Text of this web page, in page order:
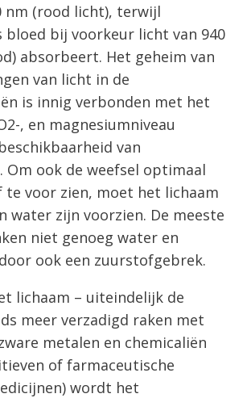
nm (rood licht), terwijl
bloed bij voorkeur licht van 940
absorbeert. Het geheim van
van licht in de
is innig verbonden met het
, en magnesiumniveau
van
Om ook de weefsel optimaal
te voor zien, moet het lichaam
water zijn voorzien. De meeste
niet genoeg water en
ook een zuurstofgebrek.
lichaam – uiteindelijk de
meer verzadigd raken met
metalen en chemicaliën
of farmaceutische
wordt het